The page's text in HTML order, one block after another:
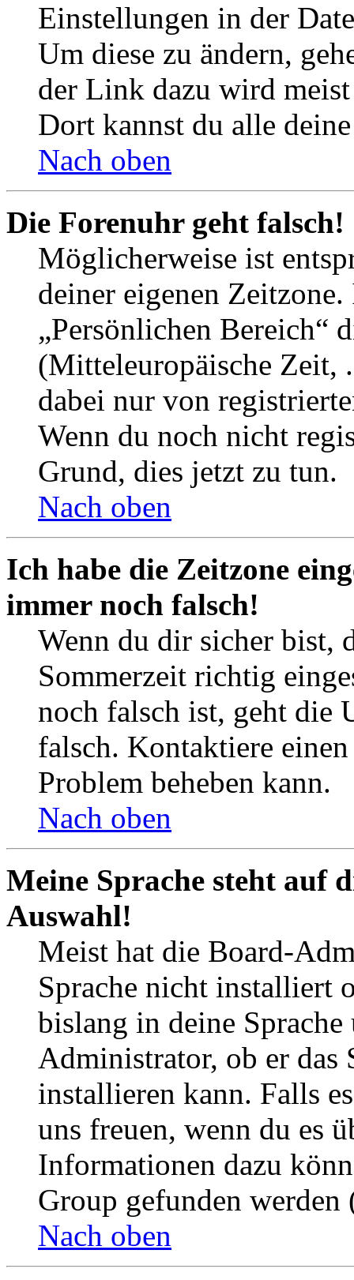
Einstellungen in der
Um diese zu ändern,
der Link dazu wird
Dort kannst du alle
Nach oben
Die Forenuhr geht falsch!
Möglicherweise ist
deiner eigenen
„Persönlichen Bereich“
(Mitteleuropäische Zeit,
dabei nur von
Wenn du noch nicht
Grund, dies jetzt zu tun.
Nach oben
Ich habe die Zeitzone
immer noch falsch!
Wenn du dir sicher bist,
Sommerzeit richtig
noch falsch ist, geht die
falsch. Kontaktiere
Problem beheben kann.
Nach oben
Meine Sprache steht auf
Auswahl!
Meist hat die Board-
Sprache nicht installiert
bislang in deine
Administrator, ob er das
installieren kann. Falls
uns freuen, wenn du es
Informationen dazu
Group gefunden
Nach oben